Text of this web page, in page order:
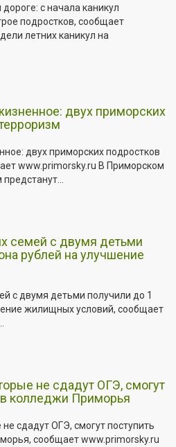
с начала каникул
подростков, сообщает
летних каникул на
двух приморских
двух приморских подростков
www.primorsky.ru В Приморском
семей с двумя детьми
рублей на улучшение
с двумя детьми получили до 1
жилищных условий, сообщает
не сдадут ОГЭ, смогут
в колледжи Приморья
сдадут ОГЭ, смогут поступить
сообщает www.primorsky.ru